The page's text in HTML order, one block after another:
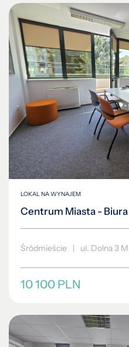
LOKAL NA WYNAJEM
Centrum Miasta - Biura
Śródmieście | ul. Dolna 3
10 100 PLN